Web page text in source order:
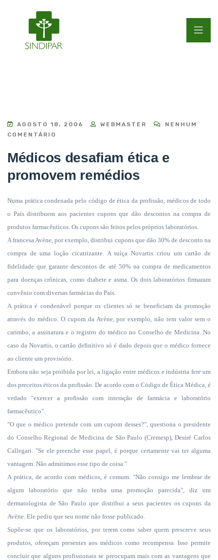
AGOSTO 18, 2006 WEBMASTER
NENHUM
COMENTÁRIO
Médicos desafiam ética e
promovem remédios
Numa prática condenada pelo código de ética da profissão, médicos de todo
o País distribuem aos pacientes cupons que dão descontos na compra de
produtos farmacêuticos. Os cupons são feitos pelos próprios laboratórios.
A francesa Avène, por exemplo, distribui cupons que dão 30% de desconto na
compra de uma loção cicatrizante. A suíça Novartis criou um cartão de
fidelidade que garante descontos de até 50% na compra de medicamentos
para doenças crônicas, como diabete e asma. Os dois laboratórios firmaram
convênio com diversas farmácias do País.
A prática é condenável porque os clientes só se beneficiam da promoção
através do médico. O cupom da Avène, por exemplo, não tem valor sem o
carimbo, a assinatura e o registro do médico no Conselho de Medicina. No
caso da Novartis, o cartão definitivo só é dado depois que o médico fornece
ao cliente um provisório.
Embora não seja proibida por lei, a ligação entre médicos e indústria fere um
dos preceitos éticos da profissão. De acordo com o Código de Ética Médica, é
vedado "exercer a profissão com interação de farmácia e laboratório
farmacêutico".
"O que o médico pretende com um cupom desses?", questiona o presidente
do Conselho Regional de Medicina de São Paulo (Cremesp), Desiré Carlos
Callegari. "Se ele preenche esse papel, é porque certamente vai ter alguma
vantagem. Não admitimos esse tipo de coisa."
A prática, de acordo com médicos, é comum. "Não consigo me lembrar de
algum laboratório que não tenha uma promoção parecida", diz um
dermatologista de São Paulo que distribui a seus pacientes os cupons da
Avène. Ele pediu que seu nome não fosse publicado.
Supõe-se que os laboratórios, por terem como saber quem prescreve seus
produtos, ofereçam presentes aos médicos como recompensa. Isso permite
concluir que alguns profissionais se preocupam mais com as vantagens que